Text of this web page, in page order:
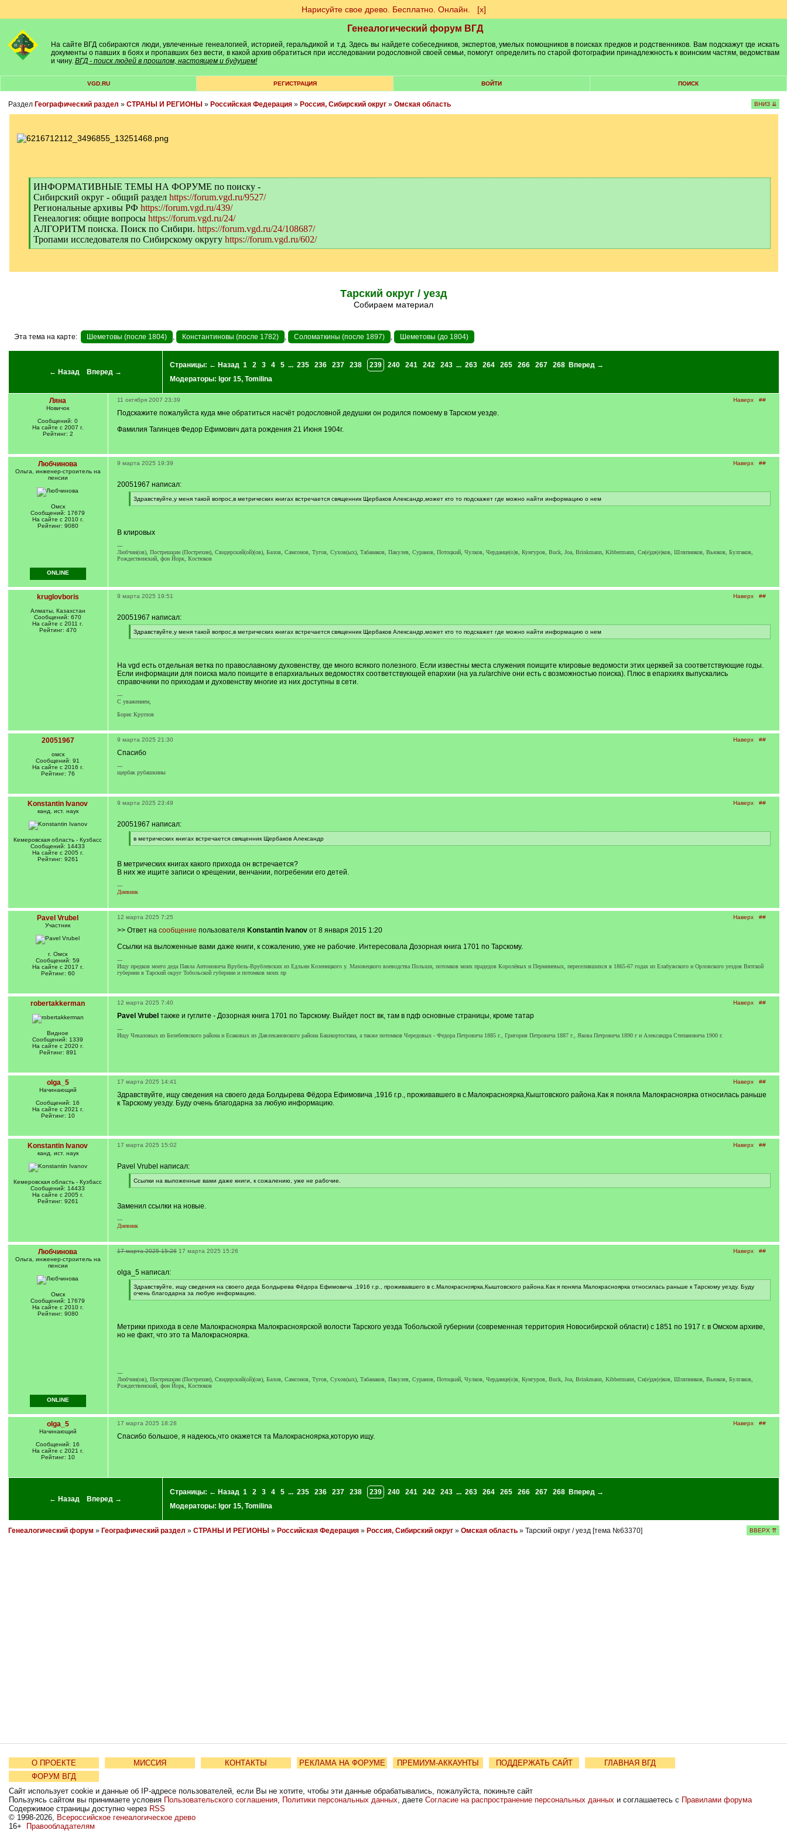
Нарисуйте свое древо. Бесплатно. Онлайн. [х]
Генеалогический форум ВГД
На сайте ВГД собираются люди, увлеченные генеалогией, историей, геральдикой и т.д. Здесь вы найдете собеседников, экспертов, умелых помощников в поисках предков и родственников. Вам подскажут где искать
документы о павших в боях и пропавших без вести, в какой архив обратиться при исследовании родословной своей семьи, помогут определить по старой фотографии принадлежность к воинским частям, ведомствам
и чину. ВГД - поиск людей в прошлом, настоящем и будущем!
VGD.RU РЕГИСТРАЦИЯ ВОЙТИ ПОИСК
Раздел Географический раздел » СТРАНЫ И РЕГИОНЫ » Российская Федерация» Россия, Сибирский округ» Омская область ВНИЗ ⇊
[
q
]
ИНФОРМАТИВНЫЕ ТЕМЫ НА ФОРУМЕ по поиску -
Сибирский округ - общий раздел https://forum.vgd.ru/9527/
Региональные архивы РФ https://forum.vgd.ru/439/
Генеалогия: общие вопросы https://forum.vgd.ru/24/
АЛГОРИТМ поиска. Поиск по Сибири. https://forum.vgd.ru/24/108687/
Тропами исследователя по Сибирскому округу https://forum.vgd.ru/602/
[
Тарский округ / уезд
Собираем материал
Эта тема на карте: Шеметовы (после 1804) , Константиновы (после 1782) , Соломаткины (после 1897) , Шеметовы (до 1804)
← Назад Вперед →
Страницы: ← Назад 1 2 3 4 5 ... 235 236 237 238 239 240 241 242 243 ... 263 264 265 266 267 268
Вперед →
Модераторы: Igor 15, Tomilina
Ляна
Новичок
Сообщений: 0
На сайте с 2007 г.
Рейтинг: 2
Наверх ##
11 октября 2007 23:39
Подскажите пожалуйста куда мне обратиться насчёт родословной дедушки он родился помоему в Тарском уезде.
Фамилия Тагинцев Федор Ефимович дата рождения 21 Июня 1904г.
Любчинова
Ольга, инженер-строитель на
пенсии
Омск
Сообщений: 17679
На сайте с 2010 г.
Рейтинг: 9080
Наверх ##
9 марта 2025 19:39
20051967 написал:
[
q
Здравствуйте,у меня такой вопрос,в метрических книгах встречается священник Щербаков Александр,может кто то подскажет где можно найти информацию о нем
[
В клировых
---
Любчин(ов), Пострешкин (Пострехин), Свидерский(ой)(ов), Балов, Самсонов, Тугов, Сухов(ых), Табанаков, Пакулев, Суранов, Потоцкий, Чулков, Черданце(о)в, Кунгуров, Buck, Joa, Brinkmann, Kibbermann, Си(е)дя(е)ков, Шляпников, Вьюков, Булгаков,
Рождественский, фон Йорк, Костюков
ONLINE
kruglovboris
Алматы, Казахстан
Сообщений: 670
На сайте с 2011 г.
Рейтинг: 470
Наверх ##
9 марта 2025 19:51
20051967 написал:
[
q
Здравствуйте,у меня такой вопрос,в метрических книгах встречается священник Щербаков Александр,может кто то подскажет где можно найти информацию о нем
[
На vgd есть отдельная ветка по православному духовенству, где много всякого полезного. Если известны места служения поищите клировые ведомости этих церквей за соответствующие годы.
Если информации для поиска мало поищите в епархиальных ведомостях соответствующей епархии (на ya.ru/archive они есть с возможностью поиска). Плюс в епархиях выпускались
справочники по приходам и духовенству многие из них доступны в сети.
---
С уважением,
Борис Круглов
20051967
омск
Сообщений: 91
На сайте с 2016 г.
Рейтинг: 76
Наверх ##
9 марта 2025 21:30
Спасибо
---
щербак рубашкины
Konstantin Ivanov
канд. ист. наук
Кемеровская область - Кузбасс
Сообщений: 14433
На сайте с 2005 г.
Рейтинг: 9261
Наверх ##
9 марта 2025 23:49
20051967 написал:
[
q
в метрических книгах встречается священник Щербаков Александр
[
]
В метрических книгах какого прихода он встречается?
В них же ищите записи о крещении, венчании, погребении его детей.
---
Дневник
Pavel Vrubel
Участник
г. Омск
Сообщений: 59
На сайте с 2017 г.
Рейтинг: 60
Наверх ##
12 марта 2025 7:25
>> Ответ на сообщение пользователя Konstantin Ivanovот 8 января 2015 1:20
Ссылки на выложенные вами даже книги, к сожалению, уже не рабочие. Интересовала Дозорная книга 1701 по Тарскому.
---
Ищу предков моего деда Павла Антоновича Врубель-Врублевских из Едльни Козеницкого у. Мазовецкого воеводства Польши, потомков моих прадедов Королёвых и Перминевых, переселившихся в 1865-67 годах из Елабужского и Орловского уездов Вятской
губернии в Тарский округ Тобольской губернии и потомков моих пр
robertakkerman
Видное
Сообщений: 1339
На сайте с 2020 г.
Рейтинг: 891
Наверх ##
12 марта 2025 7:40
Pavel Vrubel также и гуглите - Дозорная книга 1701 по Тарскому. Выйдет пост вк, там в пдф основные страницы, кроме татар
---
Ищу Чекаловых из Белебеевского района и Есаковых из Давлекановского района Башкортостана, а также потомков Чередовых - Федора Петровича 1885 г., Григория Петровича 1887 г., Якова Петровича 1890 г и Александра Степановича 1900 г.
olga_5
Начинающий
Сообщений: 16
На сайте с 2021 г.
Рейтинг: 10
Наверх ##
17 марта 2025 14:41
Здравствуйте, ищу сведения на своего деда Болдырева Фёдора Ефимовича ,1916 г.р., проживавшего в с.Малокрасноярка,Кыштовского района.Как я поняла Малокрасноярка относилась раньше
к Тарскому уезду. Буду очень благодарна за любую информацию.
Konstantin Ivanov
канд. ист. наук
Кемеровская область - Кузбасс
Сообщений: 14433
На сайте с 2005 г.
Рейтинг: 9261
Наверх ##
17 марта 2025 15:02
Pavel Vrubel написал:
[
q
Ссылки на выложенные вами даже книги, к сожалению, уже не рабочие.
[
]
Заменил ссылки на новые.
---
Дневник
Любчинова
Ольга, инженер-строитель на
пенсии
Омск
Сообщений: 17679
На сайте с 2010 г.
Рейтинг: 9080
Наверх ##
17 марта 2025 15:26 17 марта 2025 15:26
olga_5 написал:
[
q
]
Здравствуйте, ищу сведения на своего деда Болдырева Фёдора Ефимовича ,1916 г.р., проживавшего в с.Малокрасноярка,Кыштовского района.Как я поняла Малокрасноярка относилась раньше к Тарскому уезду. Буду
очень благодарна за любую информацию.
[
Метрики прихода в селе Малокрасноярка Малокрасноярской волости Тарского уезда Тобольской губернии (современная территория Новосибирской области) с 1851 по 1917 г. в Омском архиве,
но не факт, что это та Малокрасноярка.
---
Любчин(ов), Пострешкин (Пострехин), Свидерский(ой)(ов), Балов, Самсонов, Тугов, Сухов(ых), Табанаков, Пакулев, Суранов, Потоцкий, Чулков, Черданце(о)в, Кунгуров, Buck, Joa, Brinkmann, Kibbermann, Си(е)дя(е)ков, Шляпников, Вьюков, Булгаков,
Рождественский, фон Йорк, Костюков
ONLINE
olga_5
Начинающий
Сообщений: 16
На сайте с 2021 г.
Рейтинг: 10
Наверх ##
17 марта 2025 18:28
Спасибо большое, я надеюсь,что окажется та Малокрасноярка,которую ищу.
← Назад Вперед →
Страницы: ← Назад 1 2 3 4 5 ... 235 236 237 238 239 240 241 242 243 ... 263 264 265 266 267 268
Вперед →
Модераторы: Igor 15, Tomilina
Генеалогический форум » Географический раздел » СТРАНЫ И РЕГИОНЫ » Российская Федерация» Россия, Сибирский округ» Омская область» Тарский округ / уезд [тема №63370] ВВЕРХ ⇈
О ПРОЕКТЕ МИССИЯ КОНТАКТЫ РЕКЛАМА НА ФОРУМЕ ПРЕМИУМ-АККАУНТЫ ПОДДЕРЖАТЬ САЙТ
ГЛАВНАЯ ВГД
ФОРУМ ВГД
Сайт использует cookie и данные об IP-адресе пользователей, если Вы не хотите, чтобы эти данные обрабатывались, пожалуйста, покиньте сайт
Пользуясь сайтом вы принимаете условия Пользовательского соглашения, Политики персональных данных, даете Согласие на распространение персональных данных и соглашаетесь с Правилами форума
Содержимое страницы доступно через RSS
© 1998-2026, Всероссийское генеалогическое древо
16+
Правообладателям